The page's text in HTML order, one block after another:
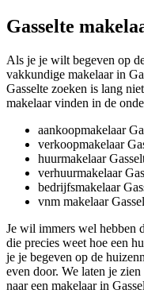
Gasselte
Als je je wilt begeven op
vakkundige makelaar in
Gasselte zoeken is lang
makelaar vinden in de
aankoopmakelaar
verkoopmakelaar
huurmakelaar
verhuurmakelaar
bedrijfsmakelaar
vnm makelaar
Je wil immers wel hebben
die precies weet hoe een
je je begeven op de
even door. We laten je
naar een makelaar in